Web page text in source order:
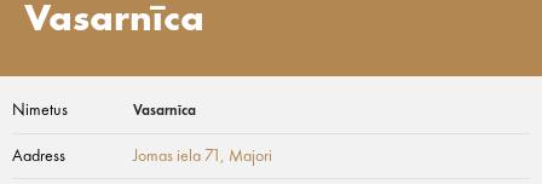
Vasarnīca
Nimetus Vasarnīca
Aadress Jomas iela 71 , Majori